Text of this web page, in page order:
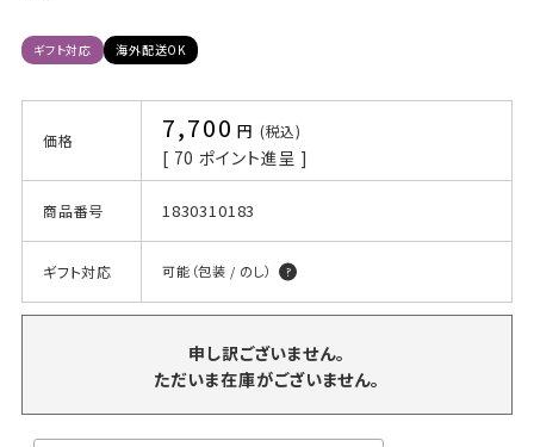
ギフト対応 海外配送OK
価格 7,700 税込
[ 70 ポイント進呈 ]
商品番号 1830310183
ギフト対応 可能（包装 / のし）
申し訳ございません。
ただいま在庫がございません。